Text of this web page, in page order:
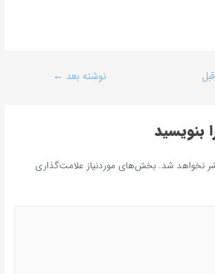
نوشته بعد ←
بنویسید
نخواهد شد. بخش‌های موردنیاز علامت‌گذاری